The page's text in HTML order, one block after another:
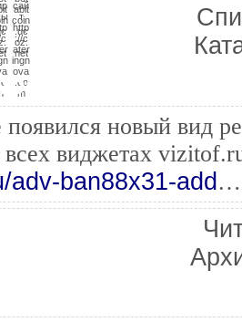
появился новый вид
виджетах
adv-ban88x31-add …